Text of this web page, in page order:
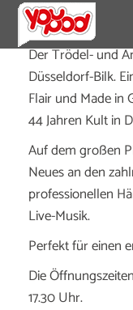
Der Trödel- und
Düsseldorf-Bilk.
Flair und Made in
44 Jahren Kult in
Auf dem großen
Neues an den
professionellen
Live-Musik.
Perfekt für einen
Die
17.30 Uhr.